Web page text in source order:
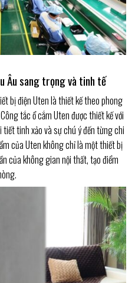
Âu sang trọng và tinh tế
bị điện Uten là thiết kế theo phong
tắc ổ cắm Uten được thiết kế với
tinh xảo và sự chú ý đến từng chi
của Uten không chỉ là một thiết bị
của không gian nội thất, tạo điểm